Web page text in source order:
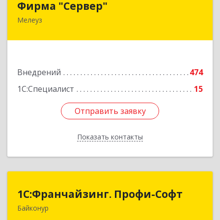
Фирма "Сервер"
Мелеуз
Внедрений
474
1С:Специалист
15
Отправить заявку
Показать контакты
453852, Башкортостан Респ, Мелеузовский р-н,
Отправить заявку
Назад
1С:Франчайзинг. Профи-Софт
Байконур
1С:Франчайзинг. Профи-Софт
468320, Байконур г, Ленина ул, дом № 10,